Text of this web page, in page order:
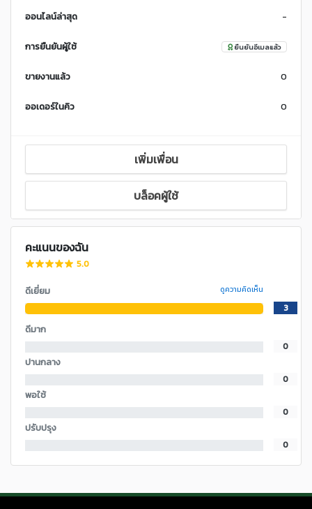
ออนไลน์ล่าสุด -
การยืนยันผู้ใช้ ยืนยันอีเมลแล้ว
ขายงานแล้ว 0
ออเดอร์ในคิว 0
เพิ่มเพื่อน
บล็อคผู้ใช้
คะแนนของฉัน
5.0
ดีเยี่ยม ดูความคิดเห็น
3
ดีมาก
0
ปานกลาง
0
พอใช้
0
ปรับปรุง
0